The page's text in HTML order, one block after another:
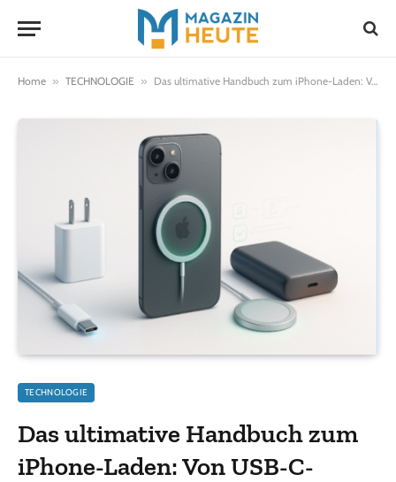
Home » TECHNOLOGIE » Das ultimative Handbuch zum iPhone-Laden: Von USB-C-Adaptern bis zu kabellosen Ladepads
TECHNOLOGIE
Das ultimative Handbuch zum
iPhone-Laden: Von USB-C-